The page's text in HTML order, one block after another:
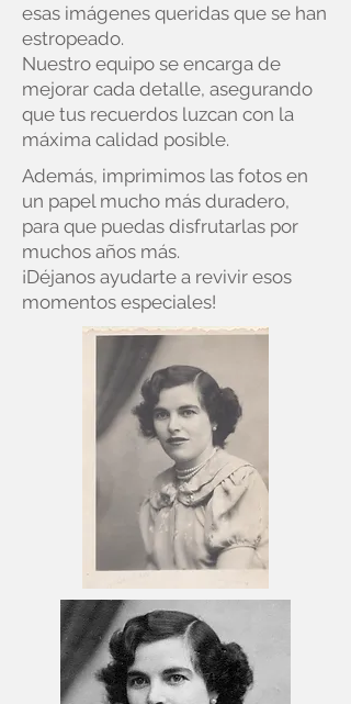
esas imágenes queridas que se han
estropeado.
Nuestro equipo se encarga de
mejorar cada detalle, asegurando
que tus recuerdos luzcan con la
máxima calidad posible.
Además, imprimimos las fotos en
un papel mucho más duradero,
para que puedas disfrutarlas por
muchos años más.
¡Déjanos ayudarte a revivir esos
momentos especiales!